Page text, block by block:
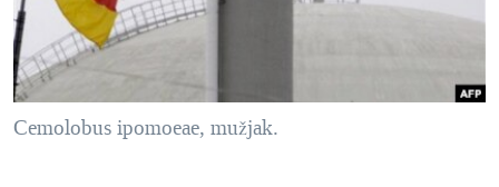
"Tìm"
NGƯỜI VIỆT HẢI NGOẠI
ĐỜI SỐNG
KINH TẾ
KHOA HỌC
TẠI
HÀNH TRÌNH BẦU CỬ 2024
MỘT NĂM CHIẾN TRANH TẠI DẢI GAZA
GIẢI MÃ VÀNH ĐAI & CON ĐƯỜNG
VIDEO
NGHE
MẠNG XÃ HỘI
Cemolobus ipomoeae, mužjak.